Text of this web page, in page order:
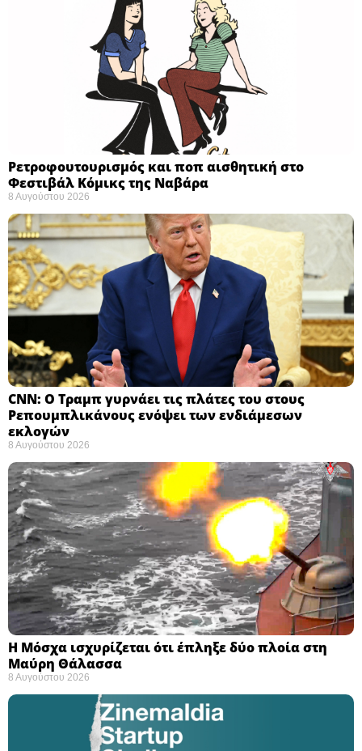
Ρετροφουτουρισμός και ποπ αισθητική στο
Φεστιβάλ Κόμικς της Ναβάρα ​
8 Αυγούστου 2026
CNN: Ο Τραμπ γυρνάει τις πλάτες του στους
Ρεπουμπλικάνους ενόψει των ενδιάμεσων
εκλογών ​
8 Αυγούστου 2026
Η Μόσχα ισχυρίζεται ότι έπληξε δύο πλοία στη
Μαύρη Θάλασσα ​
8 Αυγούστου 2026